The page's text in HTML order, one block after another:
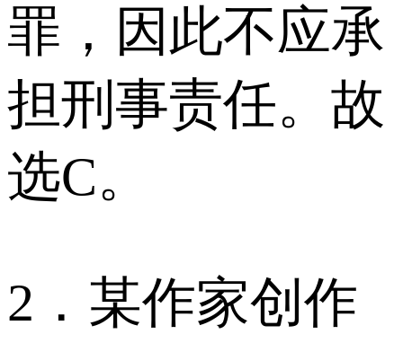
罪，因此不应承
担刑事责任。故
选C。
2．某作家创作